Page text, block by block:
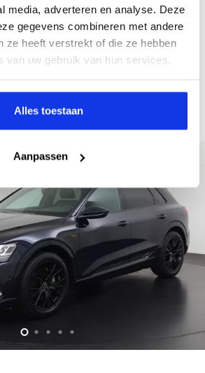
media, adverteren en analyse. Deze
gegevens combineren met andere
ze heeft verstrekt of die ze hebben
van uw gebruik van hun services.
Alles toestaan
Aanpassen
437 km actieradius
Elektrisch
elektrisch glazen panorama-dak
Private lease
793,- p.m.